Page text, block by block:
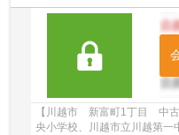
【川越市 新富町1丁目 中
央小学校、川越市立川越第一